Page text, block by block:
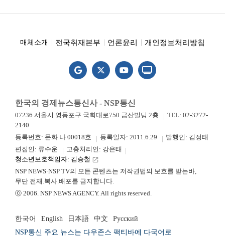
매체소개 전국취재본부 언론윤리 개인정보처리방침
한국의 경제뉴스통신사 - NSP통신
07236 서울시 영등포구 국회대로750 금산빌딩 2층
TEL: 02-3272-
2140
등록번호: 문화 나 00018호
등록일자: 2011.6.29
발행인: 김정태
편집인: 류수운
고충처리인: 강은태
청소년보호책임자: 김승철 launch
NSP NEWS·NSP TV의 모든 콘텐츠는 저작권법의 보호를 받는바,
무단 전재.복사.배포를 금지합니다.
ⓒ 2006. NSP NEWS AGENCY. All rights reserved.
한국어 English 日本語 中文
Русский
NSP통신 주요 뉴스는 다우존스 팩티바에 다국어로